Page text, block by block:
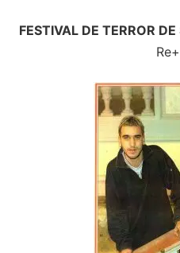
FESTIVAL DE TERROR